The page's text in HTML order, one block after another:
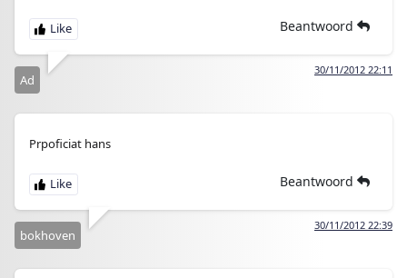
Beantwoord
30/11/2012 22:11
Ad
Prpoficiat hans
Beantwoord
30/11/2012 22:39
bokhoven